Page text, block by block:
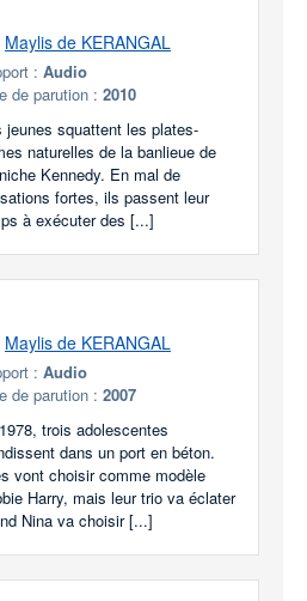
Maylis de KERANGAL
: Audio
de parution : 2010
jeunes squattent les plates-
naturelles de la banlieue de
Kennedy. En mal de
fortes, ils passent leur
à exécuter des [...]
Maylis de KERANGAL
: Audio
de parution : 2007
trois adolescentes
dans un port en béton.
vont choisir comme modèle
Harry, mais leur trio va éclater
Nina va choisir [...]